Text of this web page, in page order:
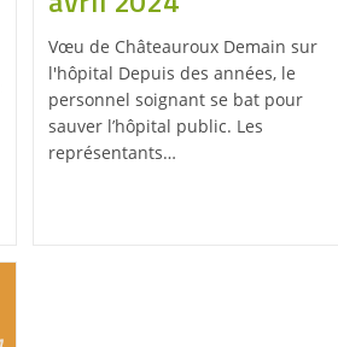
Vœu de Châteauroux Demain sur
l'hôpital Depuis des années, le
personnel soignant se bat pour
sauver l’hôpital public. Les
représentants…